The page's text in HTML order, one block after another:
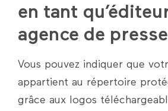
en tant
agence de
Vous pouvez indiquer que
appartient au répertoire
grâce aux logos